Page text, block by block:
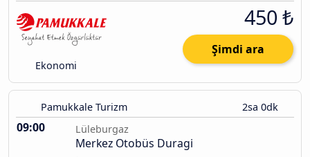
Ekonomi
450 ₺
Şimdi ara
Pamukkale Turizm 2sa 0dk
09:00 Lüleburgaz
Merkez Otobüs Duragi